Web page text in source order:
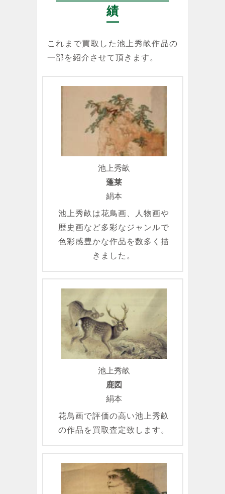
績
これまで買取した池上秀畝作品の
一部を紹介させて頂きます。
池上秀畝
蓬莱
絹本
池上秀畝は花鳥画、人物画や
歴史画など多彩なジャンルで
色彩感豊かな作品を数多く描
きました。
池上秀畝
鹿図
絹本
花鳥画で評価の高い池上秀畝
の作品を買取査定致します。